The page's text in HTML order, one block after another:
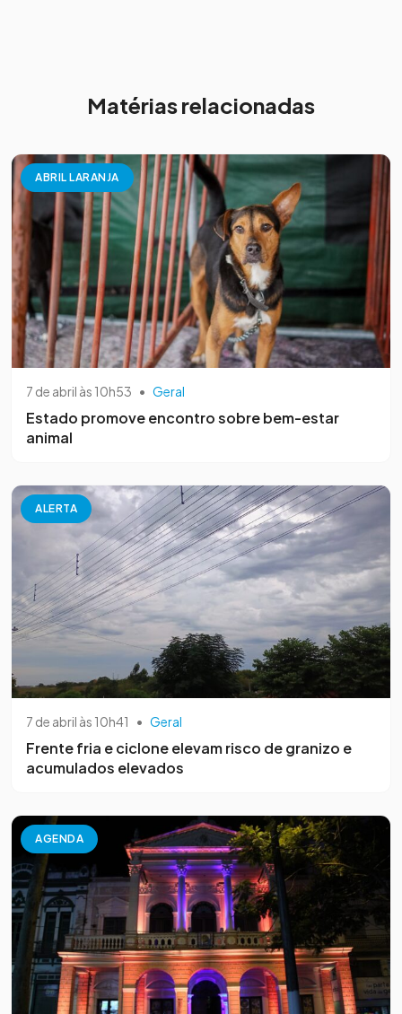
Matérias relacionadas
ABRIL LARANJA
7 de abril às 10h53 • Geral
Estado promove encontro sobre bem-estar
animal
ALERTA
7 de abril às 10h41 • Geral
Frente fria e ciclone elevam risco de granizo e
acumulados elevados
AGENDA